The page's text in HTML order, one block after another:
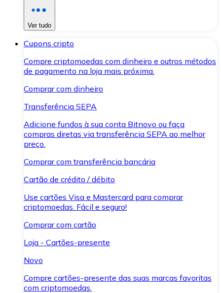
Ver tudo
Cupons cripto
Compre criptomoedas com dinheiro e outros métodos
de pagamento na loja mais próxima.
Comprar com dinheiro
Transferência SEPA
Adicione fundos à sua conta Bitnovo ou faça
compras diretas via transferência SEPA ao melhor
preço.
Comprar com transferência bancária
Cartão de crédito / débito
Use cartões Visa e Mastercard para comprar
criptomoedas. Fácil e seguro!
Comprar com cartão
Loja - Cartões-presente
Novo
Compre cartões-presente das suas marcas favoritas
com criptomoedas.